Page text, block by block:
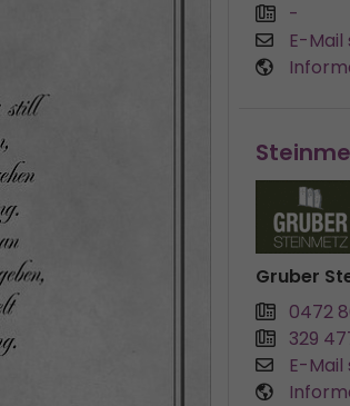
-
E-Mail
Gruber
0472
329
E-Mail